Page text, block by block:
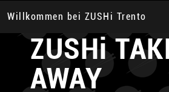
Willkommen bei ZUSHi Trento
JETZT DEIN
ZUSHi
AWAY